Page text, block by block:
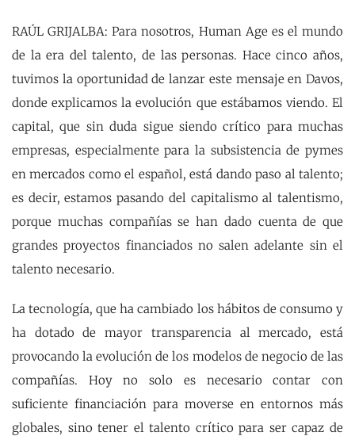
RAÚL GRIJALBA: Para nosotros, Human Age es el mundo
de la era del talento, de las personas. Hace cinco años,
tuvimos la oportunidad de lanzar este mensaje en Davos,
donde explicamos la evolución que estábamos viendo. El
capital, que sin duda sigue siendo crítico para muchas
empresas, especialmente para la subsistencia de pymes
en mercados como el español, está dando paso al talento;
es decir, estamos pasando del capitalismo al talentismo,
porque muchas compañías se han dado cuenta de que
grandes proyectos financiados no salen adelante sin el
talento necesario.
La tecnología, que ha cambiado los hábitos de consumo y
ha dotado de mayor transparencia al mercado, está
provocando la evolución de los modelos de negocio de las
compañías. Hoy no solo es necesario contar con
suficiente financiación para moverse en entornos más
globales, sino tener el talento crítico para ser capaz de